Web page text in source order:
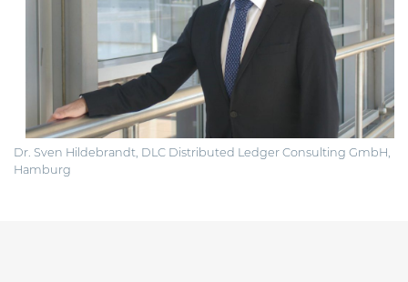
Dr. Sven Hildebrandt, DLC Distributed Ledger Consulting GmbH,
Hamburg